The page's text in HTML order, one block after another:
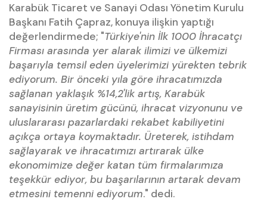
Karabük Ticaret ve Sanayi Odası Yönetim Kurulu
Başkanı Fatih Çapraz, konuya ilişkin yaptığı
değerlendirmede; "Türkiye'nin İlk 1000 İhracatçı
Firması arasında yer alarak ilimizi ve ülkemizi
başarıyla temsil eden üyelerimizi yürekten tebrik
ediyorum. Bir önceki yıla göre ihracatımızda
sağlanan yaklaşık %14,2'lik artış, Karabük
sanayisinin üretim gücünü, ihracat vizyonunu ve
uluslararası pazarlardaki rekabet kabiliyetini
açıkça ortaya koymaktadır. Üreterek, istihdam
sağlayarak ve ihracatımızı artırarak ülke
ekonomimize değer katan tüm firmalarımıza
teşekkür ediyor, bu başarılarının artarak devam
etmesini temenni ediyorum." dedi.